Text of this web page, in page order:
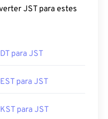
JST para estes
para JST
para JST
para JST